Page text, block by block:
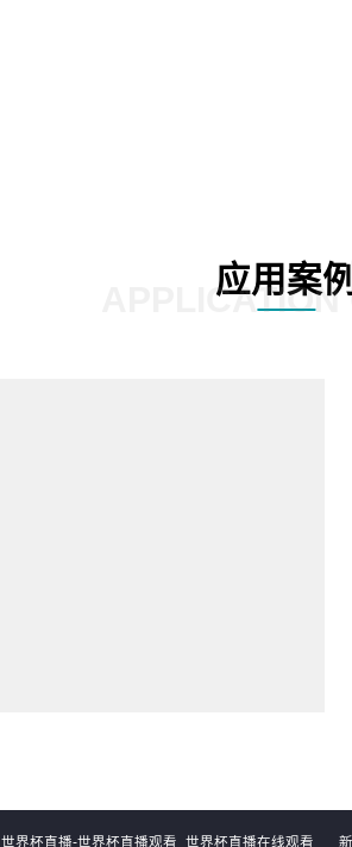
应用案例
APPLICATION
世界杯直播-世界杯直播观看_世界杯直播在线观看